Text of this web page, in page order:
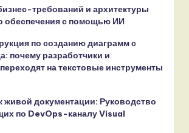
требований и архитектуры
обеспечения с помощью ИИ
по созданию диаграмм с
почему разработчики и
на текстовые инструменты
живой документации: Руководство
по DevOps-каналу Visual